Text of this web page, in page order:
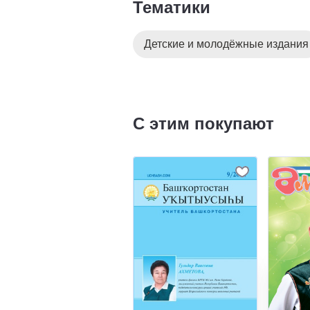
Тематики
Детские и молодёжные издания
С этим покупают